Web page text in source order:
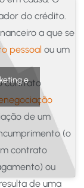
do crédito.
a que se
pessoal ou um
contrato
de um
(o
contrato
ou
de uma
e